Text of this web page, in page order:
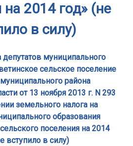
на 2014 год» (не
в силу)
муниципального
сельское поселение
муниципального района
от 13 ноября 2013 г. N 293
земельного налога на
образования
поселения на 2014
вступило в силу)